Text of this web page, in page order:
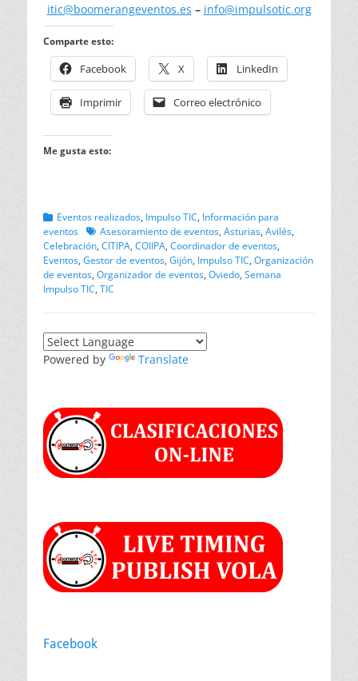
itic@boomerangeventos.es – info@impulsotic.org
Comparte esto:
Facebook X LinkedIn
Imprimir Correo electrónico
Me gusta esto:
Categorias
Eventos realizados, Impulso TIC, Información para
eventos Etiquetas
Asesoramiento de eventos, Asturias, Avilés,
Celebración, CITIPA, COIIPA, Coordinador de eventos,
Eventos, Gestor de eventos, Gijón, Impulso TIC, Organización
de eventos, Organizador de eventos, Oviedo, Semana
Impulso TIC, TIC
Powered by Translate
Facebook